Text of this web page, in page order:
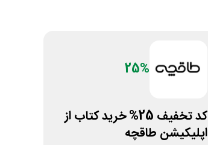
25%
کد تخفیف 25% خرید کتاب از
اپلیکیشن طاقچه